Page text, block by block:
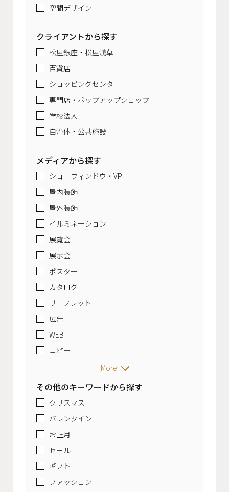
空間デザイン
クライアントから探す
松屋銀座・松屋浅草
百貨店
ショッピングセンター
専門店・ポップアップショップ
学校法人
自治体・公共施設
メディアから探す
ショーウィンドウ・VP
屋内装飾
屋外装飾
イルミネーション
展覧会
展示会
ポスター
カタログ
リーフレット
広告
WEB
コピー
More
その他のキーワードから探す
クリスマス
バレンタイン
お正月
セール
ギフト
ファッション